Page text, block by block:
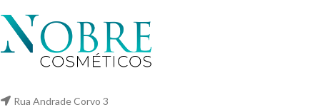
Rua Andrade Corvo 3